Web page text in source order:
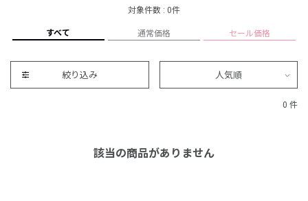
対象件数 : 0件
すべて 通常価格 セール価格
絞り込み 人気順
0 件
該当の商品がありません